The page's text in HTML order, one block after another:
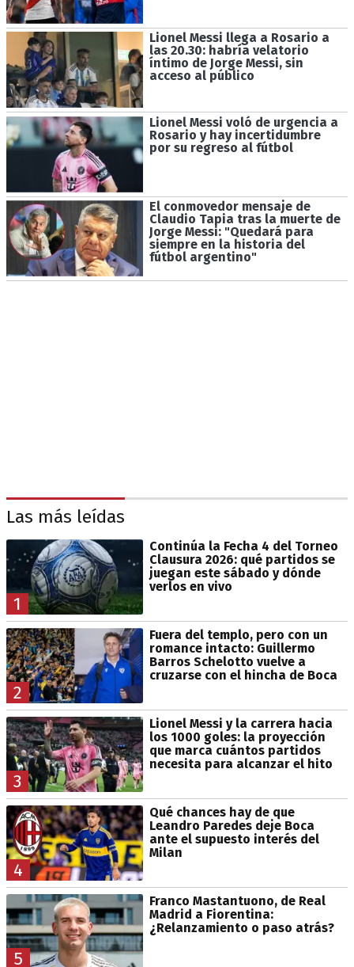
Lionel Messi llega a Rosario a
las 20.30: habría velatorio
íntimo de Jorge Messi, sin
acceso al público
Lionel Messi voló de urgencia a
Rosario y hay incertidumbre
por su regreso al fútbol
El conmovedor mensaje de
Claudio Tapia tras la muerte de
Jorge Messi: "Quedará para
siempre en la historia del
fútbol argentino"
Las más leídas
1
Continúa la Fecha 4 del Torneo
Clausura 2026: qué partidos se
juegan este sábado y dónde
verlos en vivo
2
Fuera del templo, pero con un
romance intacto: Guillermo
Barros Schelotto vuelve a
cruzarse con el hincha de Boca
3
Lionel Messi y la carrera hacia
los 1000 goles: la proyección
que marca cuántos partidos
necesita para alcanzar el hito
4
Qué chances hay de que
Leandro Paredes deje Boca
ante el supuesto interés del
Milan
5
Franco Mastantuono, de Real
Madrid a Fiorentina:
¿Relanzamiento o paso atrás?